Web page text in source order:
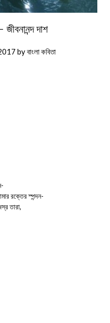
দাশ
byবাংলা কবিতা
রক্তের স্পন্দন-
তারা,